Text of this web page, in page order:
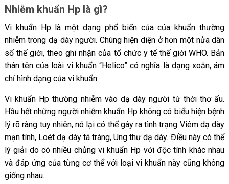
Nhiễm khuẩn Hp là gì?
Vi khuẩn Hp là một dạng phổ biến của của khuẩn thường
nhiễm trong dạ dày người. Chúng hiện diện ở hơn một nửa dân
số thế giới, theo ghi nhận của tổ chức y tế thế giới WHO. Bản
thân tên của loài vi khuẩn “Helico” có nghĩa là dạng xoắn, ám
chỉ hình dạng của vi khuẩn.
Vi khuẩn Hp thường nhiễm vào dạ dày người từ thời thơ ấu.
Hầu hết những người nhiễm khuẩn Hp không có biểu hiện bệnh
lý rõ ràng tuy nhiên, nó lại có thể gây ra tình trạng Viêm dạ dày
mạn tính, Loét dạ dày tá tràng, Ung thư dạ dày. Điều này có thể
lý giải do có nhiều chủng vi khuẩn Hp với độc tính khác nhau
và đáp ứng của từng cơ thể với loại vi khuẩn này cũng không
giống nhau.